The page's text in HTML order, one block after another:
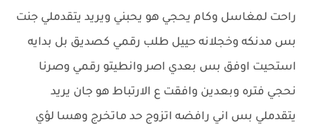
راحت لمغاسل وكام يحجي هو يحبني ويريد يتقدملي جنت
بس مدنكه وخجلانه حييل طلب رقمي كصديق بل بدايه
استحيت اوفق بس بعدي اصر وانطيتو رقمي وصرنا
نحجي فتره وبعدين وافقت ع الارتباط هو جان يريد
يتقدملي بس اني رافضه اتزوج حد ماتخرج وهسا لؤي